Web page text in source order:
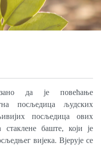
да је повећање
посљедица људских
посљедица ових
стаклене баште, који је
вијека. Вјерује се